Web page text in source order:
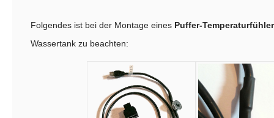
Folgendes ist bei der Montage eines Puffer-
Wassertank zu beachten: